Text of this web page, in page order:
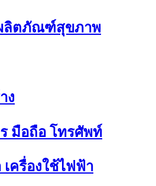
ลิตภัณฑ์สุขภาพ
ง
มือถือ โทรศัพท์
ครื่องใช้ไฟฟ้า